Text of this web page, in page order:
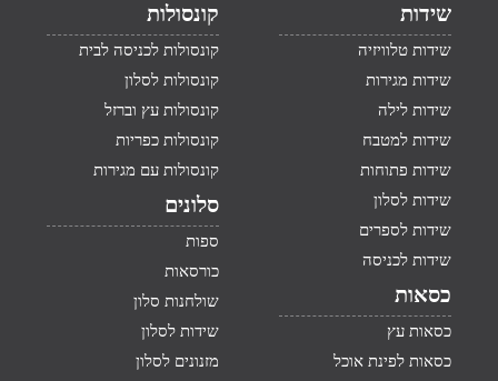
שידות
שידות טלוויזיה
שידות מגירות
שידות לילה
שידות למטבח
שידות פתוחות
שידות לסלון
שידות לספרים
שידות לכניסה
כסאות
כסאות עץ
כסאות לפינת אוכל
קונסולות
קונסולות לכניסה לבית
קונסולות לסלון
קונסולות עץ וברזל
קונסולות כפריות
קונסולות עם מגירות
סלונים
ספות
כורסאות
שולחנות סלון
שידות לסלון
מזנונים לסלון